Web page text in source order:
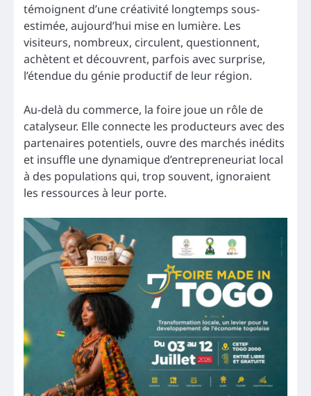
témoignent d’une créativité longtemps sous-
estimée, aujourd’hui mise en lumière. Les
visiteurs, nombreux, circulent, questionnent,
achètent et découvrent, parfois avec surprise,
l’étendue du génie productif de leur région.
Au-delà du commerce, la foire joue un rôle de
catalyseur. Elle connecte les producteurs avec des
partenaires potentiels, ouvre des marchés inédits
et insuffle une dynamique d’entrepreneuriat local
à des populations qui, trop souvent, ignoraient
les ressources à leur porte.